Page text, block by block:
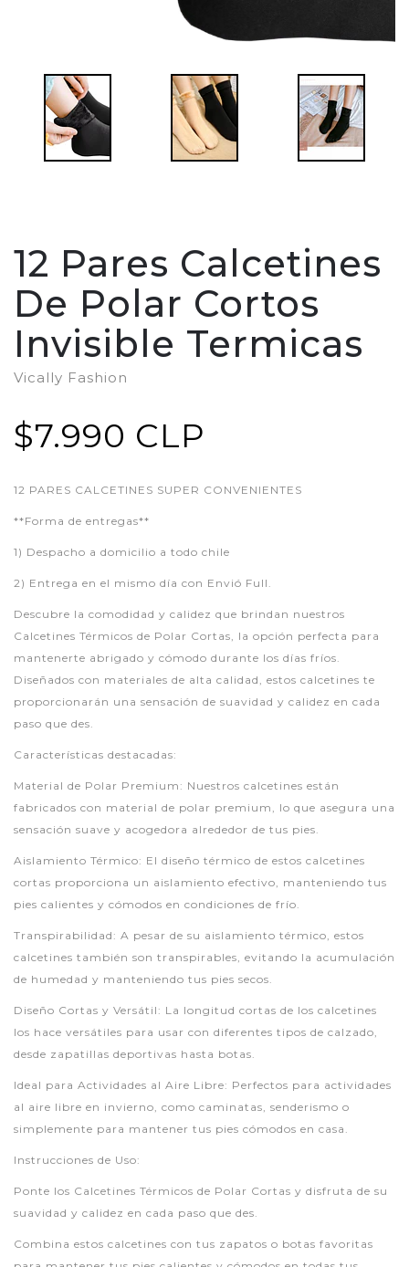
12 Pares Calcetines
De Polar Cortos
Invisible Termicas
Vically Fashion
$7.990 CLP
12 PARES CALCETINES SUPER CONVENIENTES
**Forma de entregas**
1) Despacho a domicilio a todo chile
2) Entrega en el mismo día con Envió Full.
Descubre la comodidad y calidez que brindan nuestros
Calcetines Térmicos de Polar Cortas, la opción perfecta para
mantenerte abrigado y cómodo durante los días fríos.
Diseñados con materiales de alta calidad, estos calcetines te
proporcionarán una sensación de suavidad y calidez en cada
paso que des.
Características destacadas:
Material de Polar Premium: Nuestros calcetines están
fabricados con material de polar premium, lo que asegura una
sensación suave y acogedora alrededor de tus pies.
Aislamiento Térmico: El diseño térmico de estos calcetines
cortas proporciona un aislamiento efectivo, manteniendo tus
pies calientes y cómodos en condiciones de frío.
Transpirabilidad: A pesar de su aislamiento térmico, estos
calcetines también son transpirables, evitando la acumulación
de humedad y manteniendo tus pies secos.
Diseño Cortas y Versátil: La longitud cortas de los calcetines
los hace versátiles para usar con diferentes tipos de calzado,
desde zapatillas deportivas hasta botas.
Ideal para Actividades al Aire Libre: Perfectos para actividades
al aire libre en invierno, como caminatas, senderismo o
simplemente para mantener tus pies cómodos en casa.
Instrucciones de Uso:
Ponte los Calcetines Térmicos de Polar Cortas y disfruta de su
suavidad y calidez en cada paso que des.
Combina estos calcetines con tus zapatos o botas favoritas